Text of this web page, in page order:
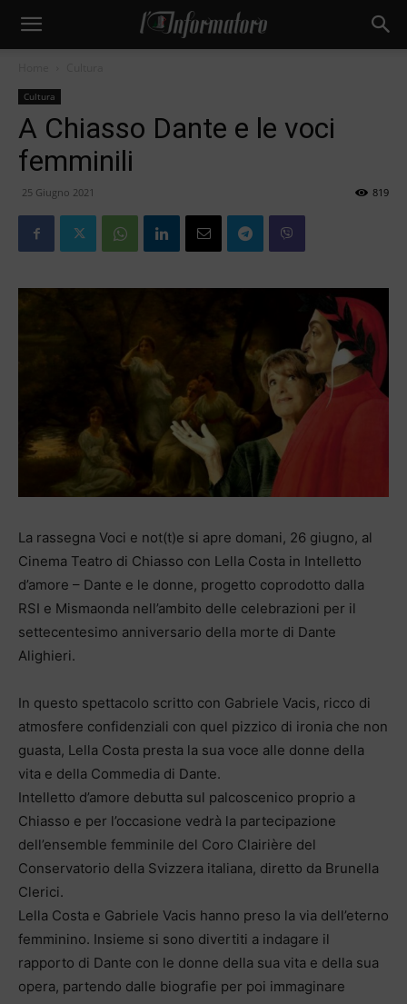
Cultura
A Chiasso Dante e le voci
femminili
25 Giugno 2021 819
La rassegna Voci e not(t)e si apre domani, 26 giugno, al
Cinema Teatro di Chiasso con Lella Costa in Intelletto
d’amore – Dante e le donne, progetto coprodotto dalla
RSI e Mismaonda nell’ambito delle celebrazioni per il
settecentesimo anniversario della morte di Dante
Alighieri.
In questo spettacolo scritto con Gabriele Vacis, ricco di
atmosfere confidenziali con quel pizzico di ironia che non
guasta, Lella Costa presta la sua voce alle donne della
vita e della Commedia di Dante.
Intelletto d’amore debutta sul palcoscenico proprio a
Chiasso e per l’occasione vedrà la partecipazione
dell’ensemble femminile del Coro Clairière del
Conservatorio della Svizzera italiana, diretto da Brunella
Clerici.
Lella Costa e Gabriele Vacis hanno preso la via dell’eterno
femminino. Insieme si sono divertiti a indagare il
rapporto di Dante con le donne della sua vita e della sua
opera, partendo dalle biografie per poi immaginare